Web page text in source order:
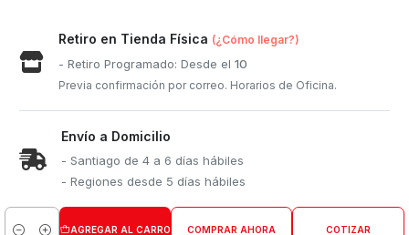
Retiro en Tienda Física (¿Cómo llegar?)
- Retiro Programado: Desde el10
Previa confirmación por correo. Horarios de Oficina.
Envío a Domicilio
- Santiago de 4 a 6 días hábiles
- Regiones desde 5 días hábiles
AGREGAR AL CARRO COMPRAR AHORA COTIZAR